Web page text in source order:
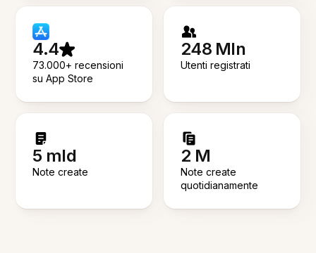
4.4
73.000+ recensioni
su App Store
248 Mln
Utenti registrati
5 mld
Note create
2 M
Note create
quotidianamente